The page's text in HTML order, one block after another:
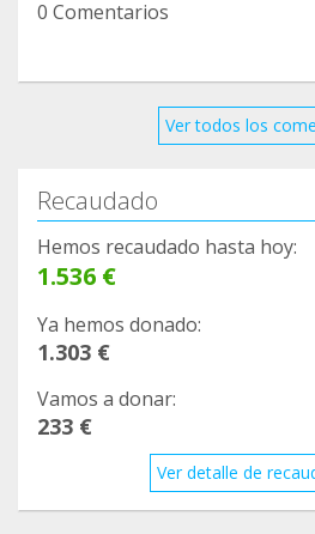
0 Comentarios
Ver todos los
Recaudado
Hemos recaudado hasta hoy:
1.536 €
Ya hemos donado:
1.303 €
Vamos a donar:
233 €
Ver detalle de